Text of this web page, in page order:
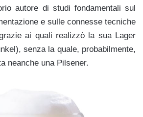
autore di studi fondamentali sul
e sulle connesse tecniche
ai quali realizzò la sua Lager
), senza la quale, probabilmente,
neanche una Pilsener.